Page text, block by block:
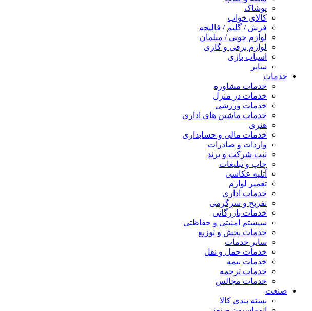
پوشاک
کالای خواب
فرش / گلیم / قالیچه
لوازم چوبی / مبلمان
لوازم برقی و گازی
اسباب بازی
سایر
خدمات
خدمات مشاوره
خدمات در منزل
خدمات ورزشی
خدمات ماشین های اداری
هنری
خدمات مالی و حسابداری
واردات و صادرات
ثبت شرکت و برند
چاپ و تبلیغات
آتلیه عکاسی
تعمیر لوازم
خدمات اداری
تفریح و سرگرمی
خدمات بازرگانی
سیستم امنیتی و حفاظتی
خدمات پخش و توزیع
سایر خدمات
خدمات حمل و نقل
خدمات بیمه
خدمات ترجمه
خدمات مجالس
صنعت
بسته بندی کالا